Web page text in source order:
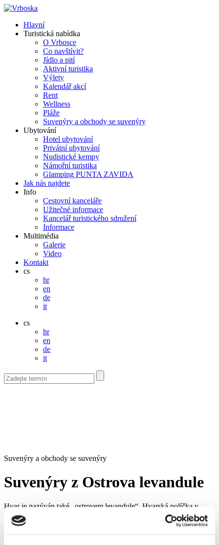
Hlavní
Turistická nabídka
O Vrbosce
Co navštívit?
Jídlo a pití
Aktivní turistika
Výlety
Kalendář akcí
Rent
Wellness
Pláže
Suvenýry a obchody se suvenýry
Ubytování
Hotel ubytování
Privátní ubytování
Nudistické kempy
Námořní turistika
Glamping PUNTA ZAVIDA
Jak nás najdete
Info
Cestovní kanceláře
Užitečné informace
Kancelář turistického sdružení
Informace
Multimédia
Galerie
Video
Kontakt
cs
hr
en
de
it
cs
hr
en
de
it
Suvenýry a obchody se suvenýry
Suvenýry z Ostrova levandule
Hvar je nazýván také „ostrovem levandule“. Hvarská políčka v
červnu nebo v červenci, kdy je levandule v plném květu, poskytují
nezapomenutelný zážitek svou pestrostí a vůní. K nejoblíbenějším
suvenýrům, které si návštěvníci mohou koupit prakticky v každém